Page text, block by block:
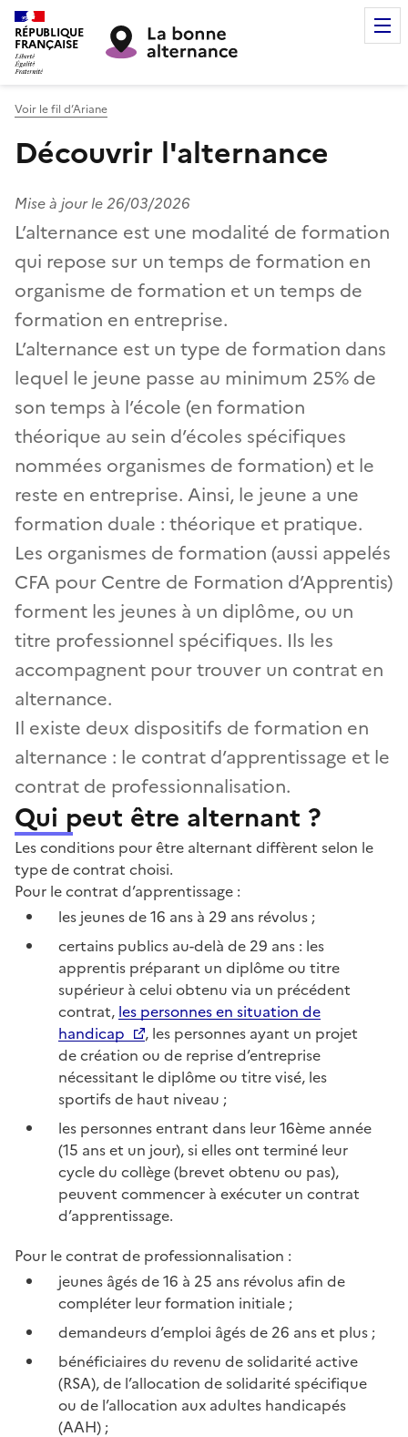
RÉPUBLIQUE
FRANÇAISE
Voir le fil d’Ariane
Découvrir l'alternance
Mise à jour le26/03/2026
L’alternance est une modalité de formation
qui repose sur un temps de formation en
organisme de formation et un temps de
formation en entreprise.
L’alternance est un type de formation dans
lequel le jeune passe au minimum 25% de
son temps à l’école (en formation
théorique au sein d’écoles spécifiques
nommées organismes de formation) et le
reste en entreprise. Ainsi, le jeune a une
formation duale : théorique et pratique.
Les organismes de formation (aussi appelés
CFA pour Centre de Formation d’Apprentis)
forment les jeunes à un diplôme, ou un
titre professionnel spécifiques. Ils les
accompagnent pour trouver un contrat en
alternance.
Il existe deux dispositifs de formation en
alternance : le contrat d’apprentissage et le
contrat de professionnalisation.
Qui peut être alternant ?
Les conditions pour être alternant diffèrent selon le
type de contrat choisi.
Pour le contrat d’apprentissage :
les jeunes de 16 ans à 29 ans révolus ;
certains publics au-delà de 29 ans : les
apprentis préparant un diplôme ou titre
supérieur à celui obtenu via un précédent
contrat, les personnes en situation de
handicap
, les personnes ayant un projet
de création ou de reprise d’entreprise
nécessitant le diplôme ou titre visé, les
sportifs de haut niveau ;
les personnes entrant dans leur 16ème année
(15 ans et un jour), si elles ont terminé leur
cycle du collège (brevet obtenu ou pas),
peuvent commencer à exécuter un contrat
d’apprentissage.
Pour le contrat de professionnalisation :
jeunes âgés de 16 à 25 ans révolus afin de
compléter leur formation initiale ;
demandeurs d’emploi âgés de 26 ans et plus ;
bénéficiaires du revenu de solidarité active
(RSA), de l’allocation de solidarité spécifique
ou de l’allocation aux adultes handicapés
(AAH) ;